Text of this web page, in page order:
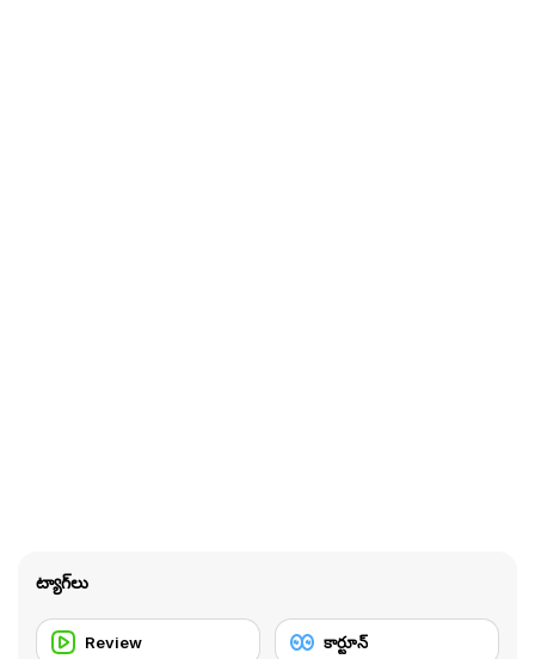
ట్యాగ్‌లు
Review కార్టూన్